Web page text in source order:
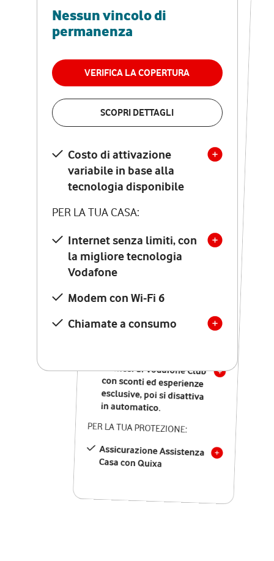
Nessun vincolo di
permanenza
VERIFICA LA COPERTURA
SCOPRI DETTAGLI
Costo di attivazione
variabile in base alla
tecnologia disponibile
PER LA TUA CASA:
Internet senza limiti, con
la migliore tecnologia
Vodafone
Modem con Wi-Fi 6
Chiamate a consumo
RETE FISSA + VODAFONE CLUB
29,95€
permanenza
VERIFICA LA COPERTURA
Costo di attivazione
variabile in base alla
tecnologia disponibile
PER LA TUA CASA:
Internet senza limiti, con
la migliore tecnologia
Vodafone
Modem Seven con Wi-Fi 7
Chiamate illimitate verso
numeri fissi e mobili
nazionali
12 mesi di Vodafone Club
con sconti ed esperienze
esclusive, poi si disattiva
in automatico.
PER LA TUA PROTEZIONE:
Assicurazione Assistenza
Casa con Quixa